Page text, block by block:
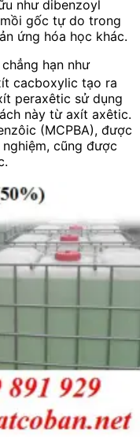
như dibenzoyl
gốc tự do trong
ứng hóa học khác.
hạn như
cacboxylic tạo ra
peraxêtic sử dụng
này từ axít axêtic.
(MCPBA), được
cũng được